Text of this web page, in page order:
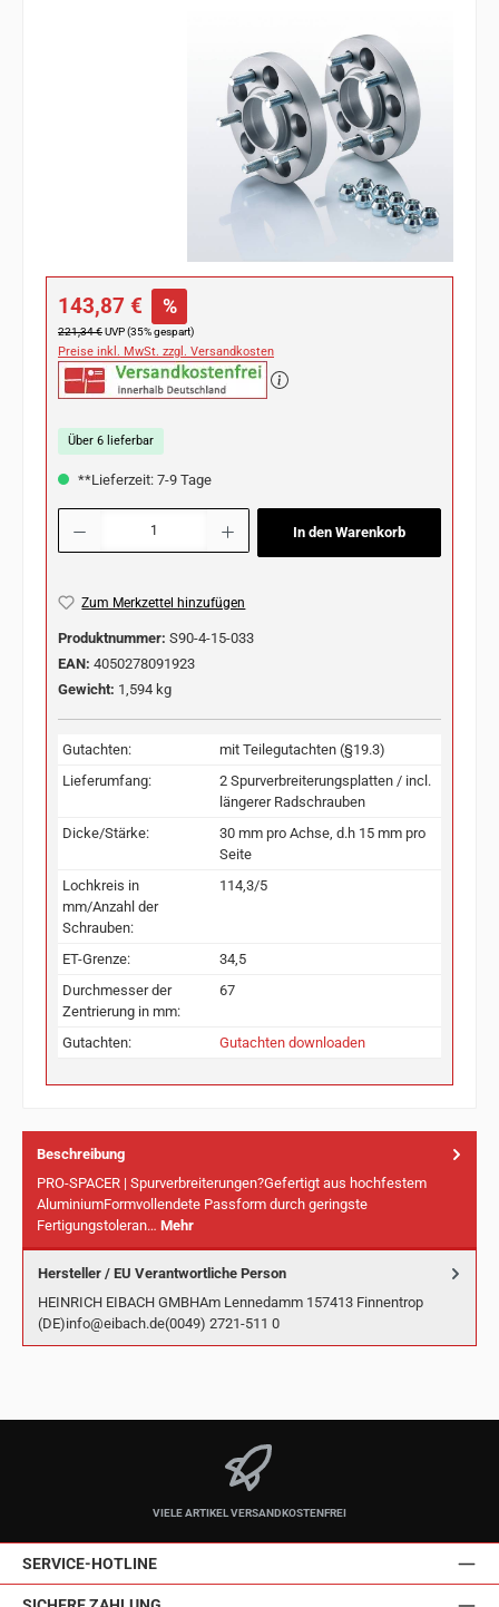
Verkaufspreis:
143,87 € %
Regulärer Preis:
221,34 €UVP (35% gespart)
Preise inkl. MwSt. zzgl. Versandkosten
Über 6 lieferbar
**Lieferzeit: 7-9 Tage
Produkt Anzahl: Gib den gewünschten Wert ein oder benutze die Schaltflächen
In den Warenkorb
Zum Merkzettel hinzufügen
Produktnummer: S90-4-15-033
EAN: 4050278091923
Gewicht: 1,594 kg
Gutachten:
mit Teilegutachten (§19.3)
Lieferumfang:
2 Spurverbreiterungsplatten / incl.
längerer Radschrauben
Dicke/Stärke:
30 mm pro Achse, d.h 15 mm pro
Seite
Lochkreis in
mm/Anzahl der
Schrauben:
114,3/5
ET-Grenze:
34,5
Durchmesser der
Zentrierung in mm:
67
Gutachten: Gutachten downloaden
Beschreibung
PRO-SPACER | Spurverbreiterungen?Gefertigt aus hochfestem
AluminiumFormvollendete Passform durch geringste
Fertigungstoleran… Mehr
Hersteller / EU Verantwortliche Person
HEINRICH EIBACH GMBHAm Lennedamm 157413 Finnentrop
(DE)info@eibach.de(0049) 2721-511 0
VIELE ARTIKEL VERSANDKOSTENFREI
SERVICE-HOTLINE